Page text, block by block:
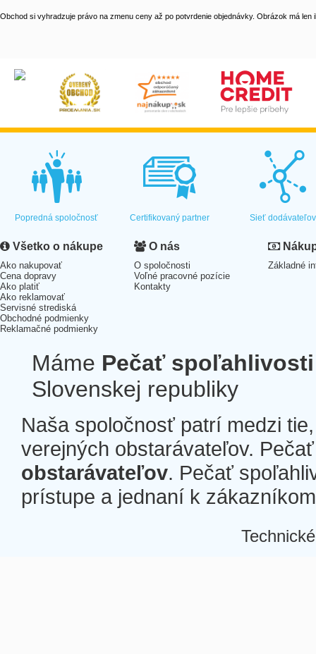
Obchod si vyhradzuje právo na zmenu ceny až po potvrdenie objednávky. Obrázok má len
Popredná spoločnosť Certifikovaný partner Sieť dodávateľov
Všetko o nákupe
Ako nakupovať
Cena dopravy
Ako platiť
Ako reklamovať
Servisné strediská
Obchodné podmienky
Reklamačné podmienky
O nás
O spoločnosti
Voľné pracovné pozície
Kontakty
Základné
Máme Pečať spoľahlivosti
Slovenskej republiky
Naša spoločnosť patrí medzi
verejných obstarávateľov.
obstarávateľov. Pečať
prístupe a jednaní k